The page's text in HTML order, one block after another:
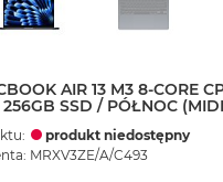
AIR 13 M3 8-CORE
SSD / PÓŁNOC
produkt niedostępny
MRXV3ZE/A/C493